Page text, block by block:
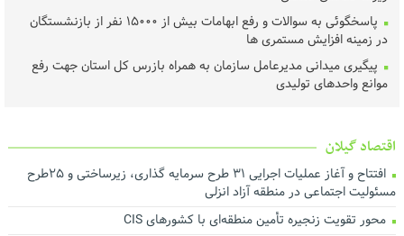
پاسخگوئی به سوالات و رفع ابهامات بیش از ۱۵۰۰۰ نفر از بازنشستگان
در زمینه افزایش مستمری ها
پیگیری میدانی مدیرعامل سازمان به همراه بازرس کل استان جهت رفع
موانع واحدهای تولیدی
رئیس، اعضای شورا و شهردار رشت با رئیس‌ کل دادگستری گیلان دیدار
کردند ‌
عملیات اجرای طرح هادی آغاز شد
خرید تضمینی گندم در گیلان آغاز شد
اقتصاد گیلان
افتتاح و آغاز عملیات اجرایی ۳۱ طرح سرمایه گذاری، زیرساختی و ۲۵طرح
مسئولیت اجتماعی در منطقه آزاد انزلی
محور تقویت زنجیره تأمین منطقه‌ای با کشورهای CIS